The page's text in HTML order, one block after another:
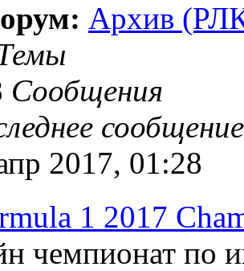
Архив
Сообщения
сообщение
2017, 01:28
1 2017
чемпионат по